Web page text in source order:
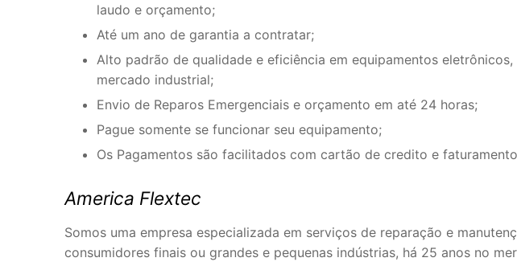
laudo e orçamento;
Até um ano de garantia a contratar;
Alto padrão de qualidade e eficiência em equipamentos
mercado industrial;
Envio de Reparos Emergenciais e orçamento em até 24 horas;
Pague somente se funcionar seu equipamento;
Os Pagamentos são facilitados com cartão de credito e
America Flextec
Somos uma empresa especializada em serviços de reparação e
consumidores finais ou grandes e pequenas indústrias, há 25 anos no